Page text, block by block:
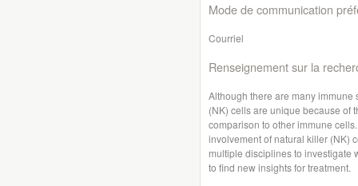
Mode de communication
Courriel
Renseignement sur la
Although there are many
(NK) cells are unique because of
comparison to other immune
involvement of natural killer (NK)
multiple disciplines to investigate
to find new insights for treatment.